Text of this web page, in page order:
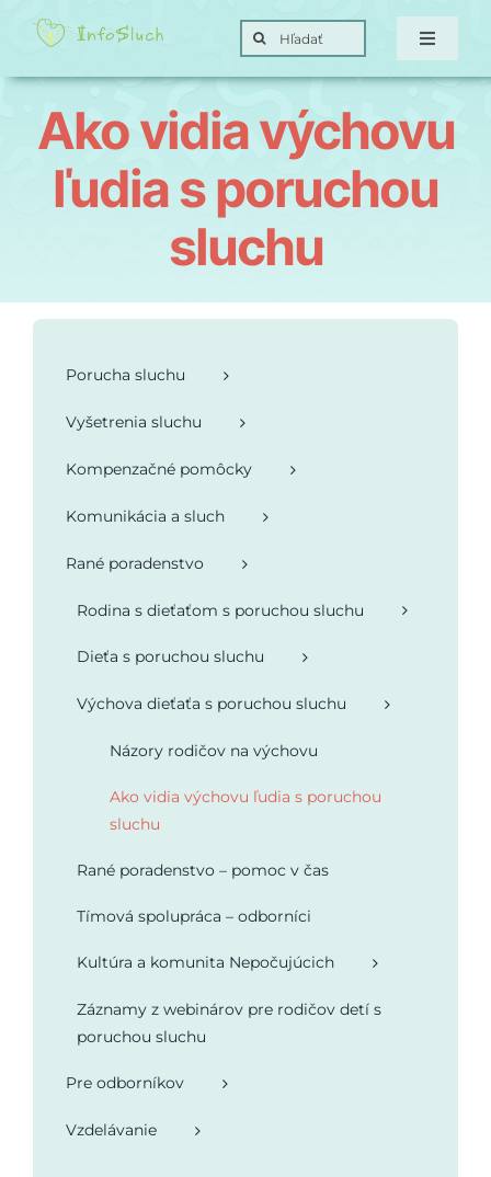
content
Toggle
Hra
O nás
Search
for:
Ako vidia výchovu
ľudia s poruchou
sluchu
Porucha sluchu
Vyšetrenia sluchu
Kompenzačné pomôcky
Komunikácia a sluch
Rané poradenstvo
Rodina s dieťaťom s poruchou sluchu
Dieťa s poruchou sluchu
Výchova dieťaťa s poruchou sluchu
Názory rodičov na výchovu
Ako vidia výchovu ľudia s poruchou
sluchu
Rané poradenstvo – pomoc v čas
Tímová spolupráca – odborníci
Kultúra a komunita Nepočujúcich
Záznamy z webinárov pre rodičov detí s
poruchou sluchu
Pre odborníkov
Vzdelávanie